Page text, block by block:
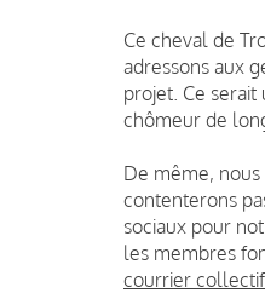
Ce cheval de
adressons aux
projet. Ce serait
chômeur de
De même,
contenterons
sociaux pour
les membres
courrier